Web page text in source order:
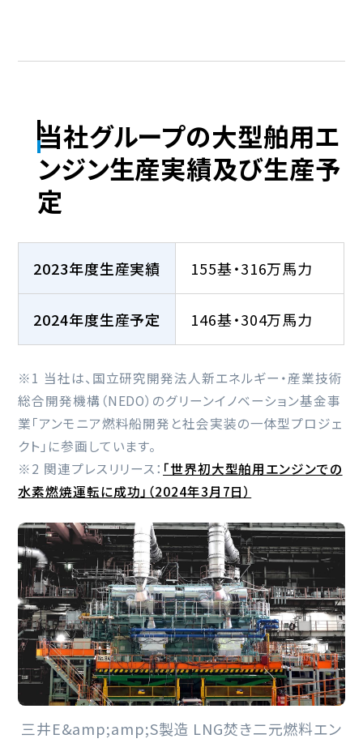
当社グループの大型舶用エ
ンジン生産実績及び生産予
定
2023年度生産実績 155基・316万馬力
2024年度生産予定 146基・304万馬力
※1 当社は、国立研究開発法人新エネルギー・産業技術
総合開発機構（NEDO）のグリーンイノベーション基金事
業「アンモニア燃料船開発と社会実装の一体型プロジェ
クト」に参画しています。
※2 関連プレスリリース： 「世界初大型舶用エンジンでの
水素燃焼運転に成功」（2024年3月7日）
三井E&amp;amp;S製造 LNG焚き二元燃料エン